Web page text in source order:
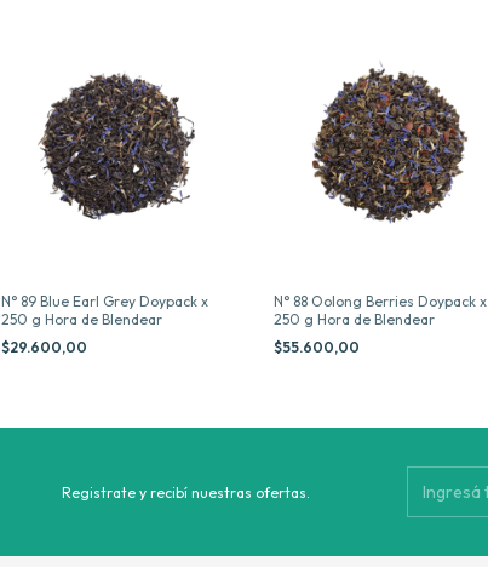
N° 89 Blue Earl Grey Doypack x
250 g Hora de Blendear
$29.600,00
N° 88 Oolong Berries Doypack x
250 g Hora de Blendear
$55.600,00
Registrate y recibí nuestras ofertas.